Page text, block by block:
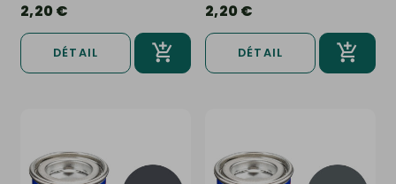
2,20 €
DÉTAIL
2,20 €
DÉTAIL